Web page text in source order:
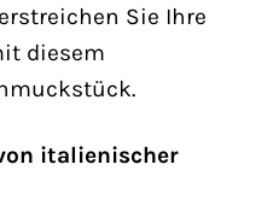
Sie Ihre
diesem
italienischer